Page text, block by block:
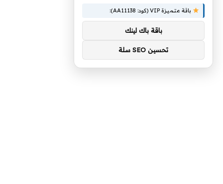
باقة متميزة VIP (كود: AA11138):
باقة باك لينك
تحسين SEO سلة